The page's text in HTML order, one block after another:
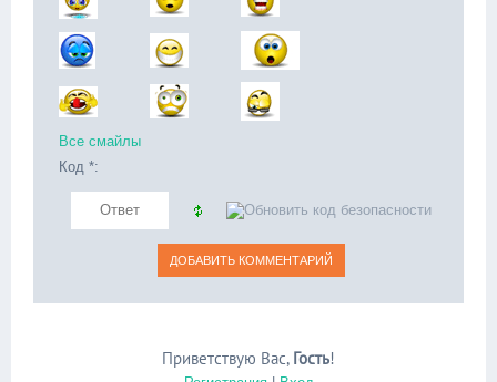
Все смайлы
Код *:
Приветствую Вас, Гость!